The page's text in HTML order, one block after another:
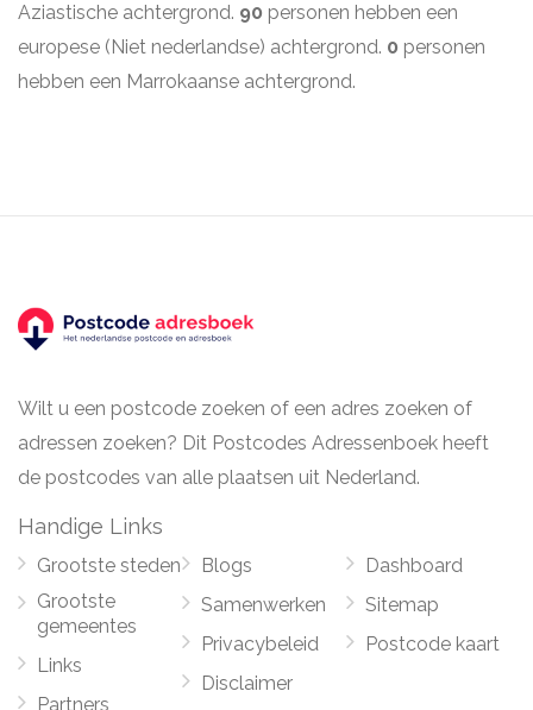
Aziastische achtergrond. 90 personen hebben een
europese (Niet nederlandse) achtergrond. 0 personen
hebben een Marrokaanse achtergrond.
Wilt u een postcode zoeken of een adres zoeken of
adressen zoeken? Dit Postcodes Adressenboek heeft
de postcodes van alle plaatsen uit Nederland.
Handige Links
Grootste steden
Grootste
gemeentes
Links
Partners
Blogs
Samenwerken
Privacybeleid
Disclaimer
Dashboard
Sitemap
Postcode kaart